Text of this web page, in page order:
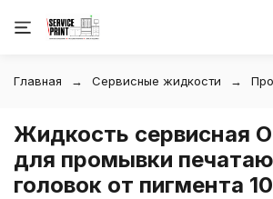
Главная Сервисные жидкости
Жидкость сервисная
для промывки
головок от пигмента